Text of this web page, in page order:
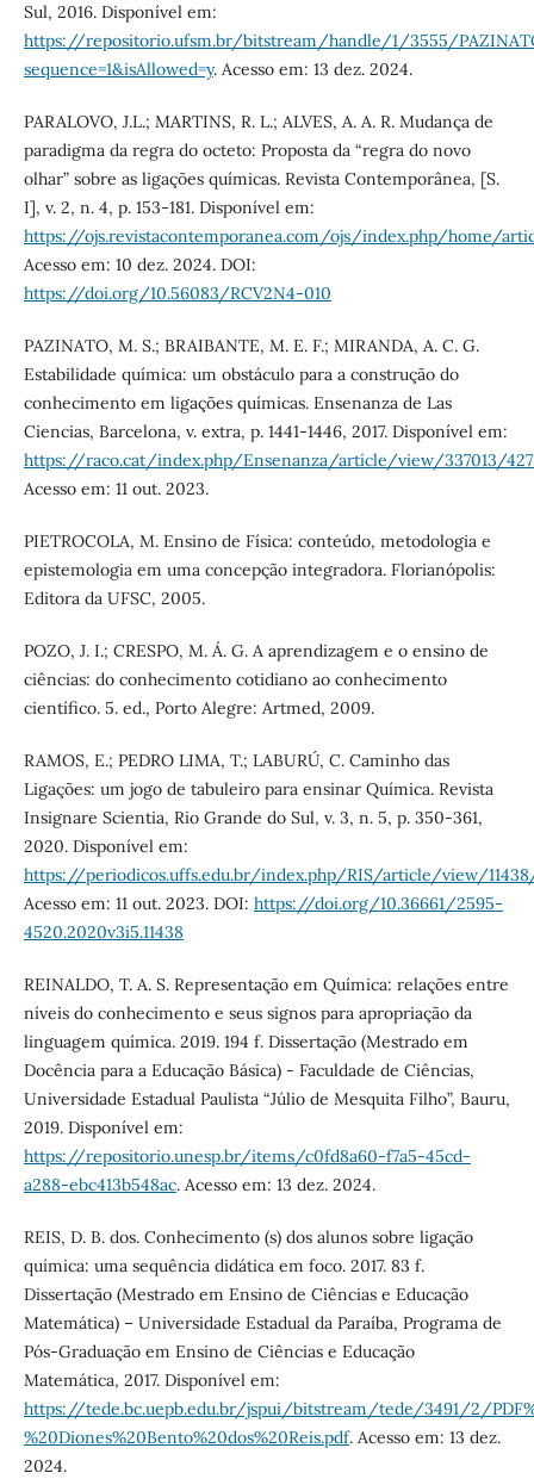
Sul, 2016. Disponível em:
https://repositorio.ufsm.br/bitstream/handle/1/3555/
sequence=1&isAllowed=y. Acesso em: 13 dez. 2024.
PARALOVO, J.L.; MARTINS, R. L.; ALVES, A. A. R. Mudança de
paradigma da regra do octeto: Proposta da “regra do novo
olhar” sobre as ligações químicas. Revista Contemporânea, [S.
I], v. 2, n. 4, p. 153-181. Disponível em:
https://ojs.revistacontemporanea.com/ojs/index.php/home/
Acesso em: 10 dez. 2024. DOI:
https://doi.org/10.56083/RCV2N4-010
PAZINATO, M. S.; BRAIBANTE, M. E. F.; MIRANDA, A. C. G.
Estabilidade química: um obstáculo para a construção do
conhecimento em ligações químicas. Ensenanza de Las
Ciencias, Barcelona, v. extra, p. 1441-1446, 2017. Disponível em:
https://raco.cat/index.php/Ensenanza/article/view/337013/
Acesso em: 11 out. 2023.
PIETROCOLA, M. Ensino de Física: conteúdo, metodologia e
epistemologia em uma concepção integradora. Florianópolis:
Editora da UFSC, 2005.
POZO, J. I.; CRESPO, M. Á. G. A aprendizagem e o ensino de
ciências: do conhecimento cotidiano ao conhecimento
científico. 5. ed., Porto Alegre: Artmed, 2009.
RAMOS, E.; PEDRO LIMA, T.; LABURÚ, C. Caminho das
Ligações: um jogo de tabuleiro para ensinar Química. Revista
Insignare Scientia, Rio Grande do Sul, v. 3, n. 5, p. 350-361,
2020. Disponível em:
https://periodicos.uffs.edu.br/index.php/RIS/article/view/11438/
Acesso em: 11 out. 2023. DOI: https://doi.org/10.36661/2595-
4520.2020v3i5.11438
REINALDO, T. A. S. Representação em Química: relações entre
níveis do conhecimento e seus signos para apropriação da
linguagem química. 2019. 194 f. Dissertação (Mestrado em
Docência para a Educação Básica) - Faculdade de Ciências,
Universidade Estadual Paulista “Júlio de Mesquita Filho”, Bauru,
2019. Disponível em:
https://repositorio.unesp.br/items/c0fd8a60-f7a5-45cd-
a288-ebc413b548ac. Acesso em: 13 dez. 2024.
REIS, D. B. dos. Conhecimento (s) dos alunos sobre ligação
química: uma sequência didática em foco. 2017. 83 f.
Dissertação (Mestrado em Ensino de Ciências e Educação
Matemática) – Universidade Estadual da Paraíba, Programa de
Pós-Graduação em Ensino de Ciências e Educação
Matemática, 2017. Disponível em:
https://tede.bc.uepb.edu.br/jspui/bitstream/tede/3491/2/
%20Diones%20Bento%20dos%20Reis.pdf. Acesso em: 13 dez.
2024.